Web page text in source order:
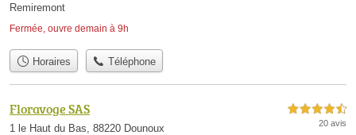
Remiremont
Fermée, ouvre demain à 9h
Horaires Téléphone
Floravoge SAS
1 le Haut du Bas, 88220 Dounoux
4,5 étoiles sur 5
20 avis